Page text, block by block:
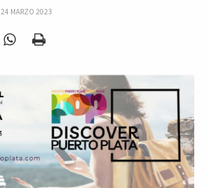
24 MARZO 2023